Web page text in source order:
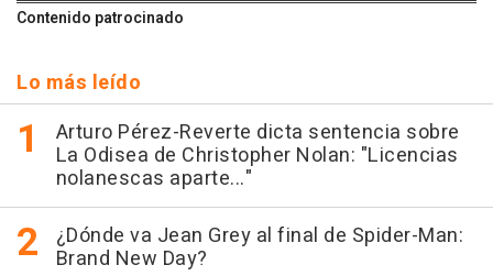
Contenido patrocinado
Lo más leído
Arturo Pérez-Reverte dicta sentencia sobre
La Odisea de Christopher Nolan: "Licencias
nolanescas aparte..."
¿Dónde va Jean Grey al final de Spider-Man:
Brand New Day?